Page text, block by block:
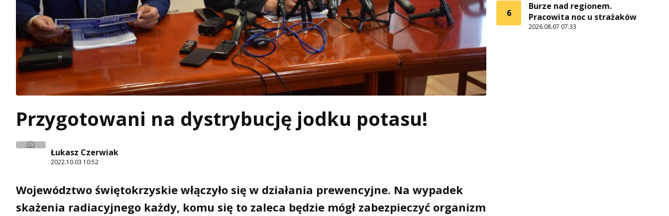
Przygotowani na dystrybucję jodku potasu!
Łukasz Czerwiak
2022.10.03 10:52
Województwo świętokrzyskie włączyło się w działania prewencyjne. Na wypadek
skażenia radiacyjnego każdy, komu się to zaleca będzie mógł zabezpieczyć organizm
6
Burze nad regionem.
Pracowita noc u strażaków
2026.08.07 07:33